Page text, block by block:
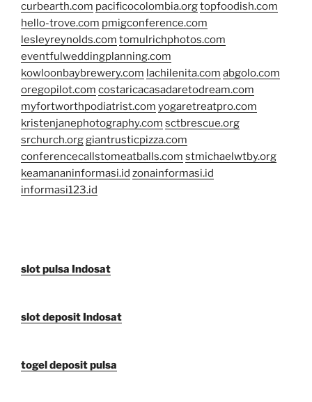
curbearth.com pacificocolombia.orgtopfoodish.com
hello-trove.com pmigconference.com
lesleyreynolds.com tomulrichphotos.com
eventfulweddingplanning.com
kowloonbaybrewery.com lachilenita.com abgolo.com
oregopilot.com costaricacasadaretodream.com
myfortworthpodiatrist.com yogaretreatpro.com
kristenjanephotography.com sctbrescue.org
srchurch.orggiantrusticpizza.com
conferencecallstomeatballs.com stmichaelwtby.org
keamananinformasi.id zonainformasi.id
informasi123.id
slot pulsa Indosat
slot deposit Indosat
togel deposit pulsa